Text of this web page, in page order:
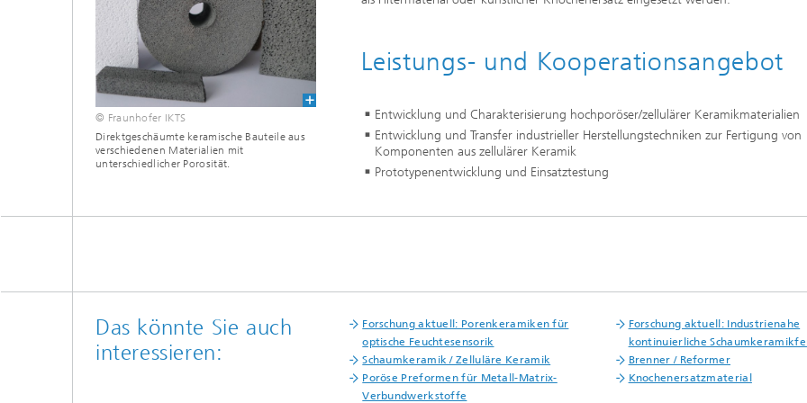
© Fraunhofer IKTS
Direktgeschäumte keramische Bauteile aus
verschiedenen Materialien mit
unterschiedlicher Porosität.
Leistungs- und Kooperationsangebot
Entwicklung und Charakterisierung hochporöser/zellulärer Keramikmaterialien
Entwicklung und Transfer industrieller Herstellungstechniken zur Fertigung von
Komponenten aus zellulärer Keramik
Prototypenentwicklung und Einsatztestung
Das könnte Sie auch
interessieren:
Forschung aktuell: Porenkeramiken für
optische Feuchtesensorik
Forschung aktuell: Industrienahe
kontinuierliche
Schaumkeramik / Zelluläre Keramik
Brenner / Reformer
Poröse Preformen für Metall-Matrix-
Verbundwerkstoffe
Knochenersatzmaterial